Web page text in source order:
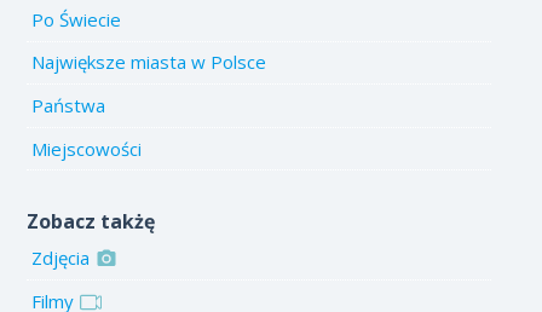
Po Świecie
Największe miasta w Polsce
Państwa
Miejscowości
Zobacz takżę
Zdjęcia
Filmy